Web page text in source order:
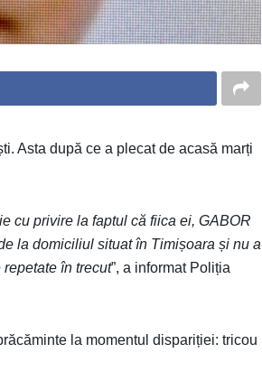
Asta după ce a plecat de acasă marți
cu privire la faptul că fiica ei, GABOR
la domiciliul situat în Timișoara și nu a
în trecut”, a informat Poliția
la momentul dispariției: tricou